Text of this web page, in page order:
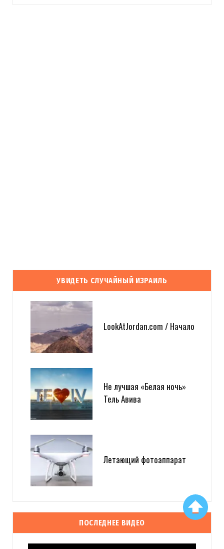
УВИДЕТЬ СЛУЧАЙНЫЙ ИЗРАИЛЬ
LookAtJordan.com / Начало
Не лучшая «Белая ночь»
Тель Авива
Летающий фотоаппарат
ПОСЛЕДНЕЕ ВИДЕО